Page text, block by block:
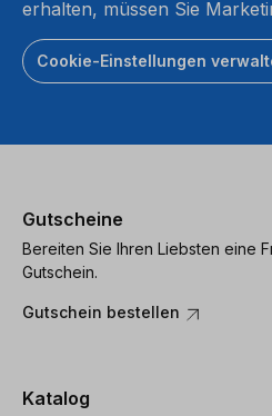
erhalten, müssen Sie
Cookie-Einstellungen
Gutscheine
Bereiten Sie Ihren Liebsten eine
Gutschein.
Gutschein bestellen
Katalog